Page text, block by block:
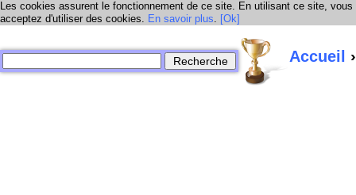
Les cookies assurent le fonctionnement de ce site. En utilisant ce site, vous
acceptez d'utiliser des cookies. En savoir plus. [Ok]
Accueil